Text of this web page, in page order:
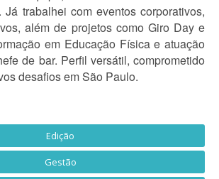
trabalhei com eventos corporativos,
além de projetos como Giro Day e
em Educação Física e atuação
de bar. Perfil versátil, comprometido
desafios em São Paulo.
Edição
Gestão